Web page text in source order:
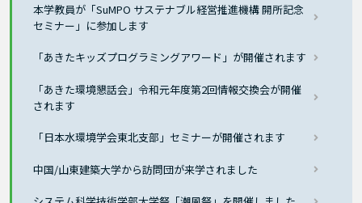
本学教員が「SuMPO サステナブル経営推進機構 開所記念
セミナー」に参加します
「あきたキッズプログラミングアワード」が開催されます
「あきた環境懇話会」令和元年度第2回情報交換会が開催
されます
「日本水環境学会東北支部」セミナーが開催されます
中国/山東建築大学から訪問団が来学されました